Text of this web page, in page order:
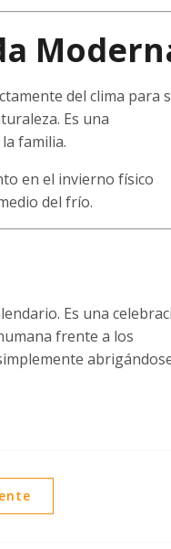
del clima para
Es una
familia.
en el invierno físico
del frío.
Es una
frente a los